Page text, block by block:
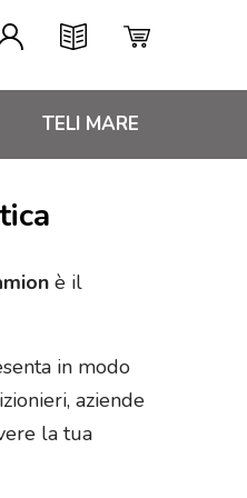
TELI MARE
è il
in modo
aziende
la tua